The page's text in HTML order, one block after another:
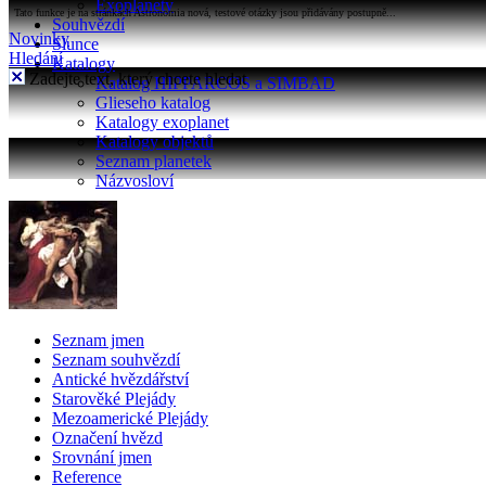
Exoplanety
Souhvězdí
Slunce
Katalogy
Katalog HIPPARCOS a SIMBAD
Glieseho katalog
Katalogy exoplanet
Katalogy objektů
Seznam planetek
Názvosloví
Tato funkce je na stránkách Astronomia nová, testové otázky jsou přidávány postupně...
Novinky
Hledání
Zadejte text, který chcete hledat
Seznam jmen
Seznam souhvězdí
Antické hvězdářství
Starověké Plejády
Mezoamerické Plejády
Označení hvězd
Srovnání jmen
Reference